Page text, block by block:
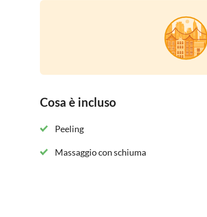
Cosa è incluso
Peeling
Massaggio con schiuma